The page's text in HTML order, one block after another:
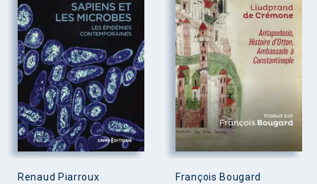
Renaud Piarroux François Bougard